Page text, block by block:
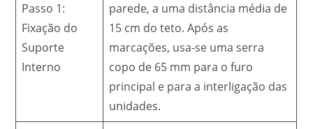
Passo 1:
Fixação do
Suporte
Interno
parede, a uma distância média de
15 cm do teto. Após as
marcações, usa-se uma serra
copo de 65 mm para o furo
principal e para a interligação das
unidades.